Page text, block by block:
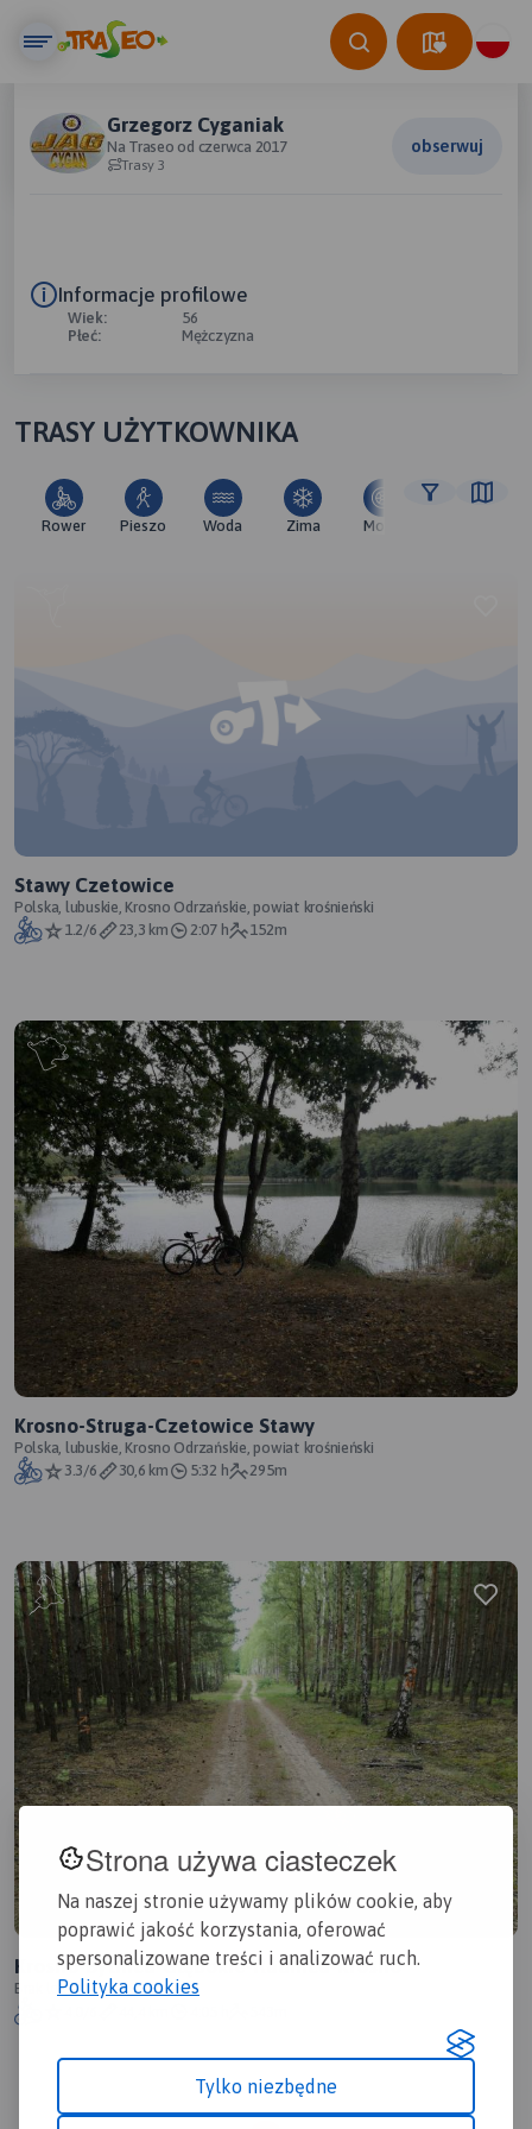
Strona używa ciasteczek
Na naszej stronie używamy plików cookie, aby
poprawić jakość korzystania, oferować
spersonalizowane treści i analizować ruch.
Polityka cookies
Tylko niezbędne
Grzegorz Cyganiak
Na Traseo od czerwca 2017
Trasy 3
obserwuj
Informacje profilowe
Wiek:
56
Płeć:
Mężczyzna
TRASY UŻYTKOWNIKA
Rower Pieszo Woda Zima Moto
Stawy Czetowice
Polska, lubuskie, Krosno Odrzańskie, powiat krośnieński
1.2/6
23,3 km 2:07 h 152m
Krosno-Struga-Czetowice Stawy
Polska, lubuskie, Krosno Odrzańskie, powiat krośnieński
3.3/6
30,6 km 5:32 h 295m
Krosno-Bytnica-Głębokie-Radnica-Krosno
Brak lokalizacji